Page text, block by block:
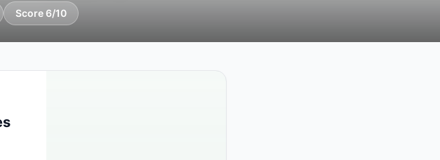
Score 6/10